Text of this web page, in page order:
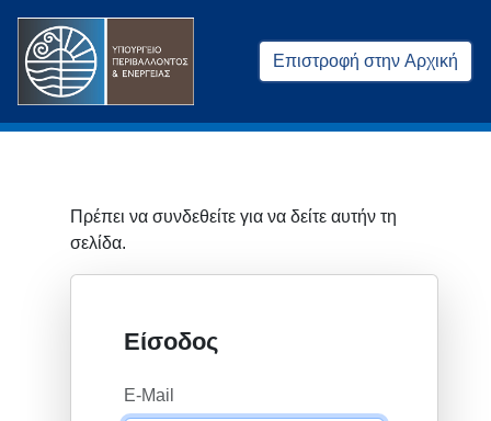
Επιστροφή στην Αρχική
Πρέπει να συνδεθείτε για να δείτε αυτήν τη
σελίδα.
Είσοδος
E-Mail